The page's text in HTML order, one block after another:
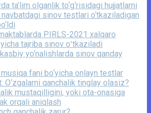
ta’lim olganlik to‘g‘risidagi hujjatlarni
sinov testlari o‘tkaziladigan
PIRLS-2021 xalqaro
tajriba sinov oʻtkaziladi
yo‘nalishlarda sinov qanday
fani bo‘yicha onlayn testlar
qanchalik tinglay olasiz?
mustaqilligini, yoki ota-onasiga
orqali aniqlash